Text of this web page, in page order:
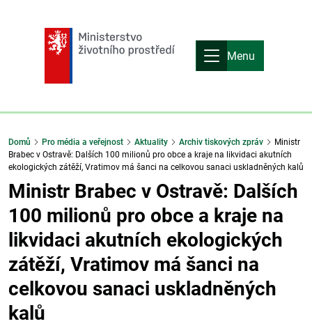
Menu
Domů Pro média a veřejnost Aktuality Archiv tiskových zpráv
Ministr
Brabec v Ostravě: Dalších 100 milionů pro obce a kraje na likvidaci akutních
ekologických zátěží, Vratimov má šanci na celkovou sanaci uskladněných kalů
Ministr Brabec v Ostravě: Dalších
100 milionů pro obce a kraje na
likvidaci akutních ekologických
zátěží, Vratimov má šanci na
celkovou sanaci uskladněných
kalů